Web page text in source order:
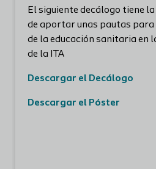
El siguiente decálogo tiene
de aportar unas pautas para
de la educación sanitaria en
de la ITA
Descargar el Decálogo
Descargar el Póster